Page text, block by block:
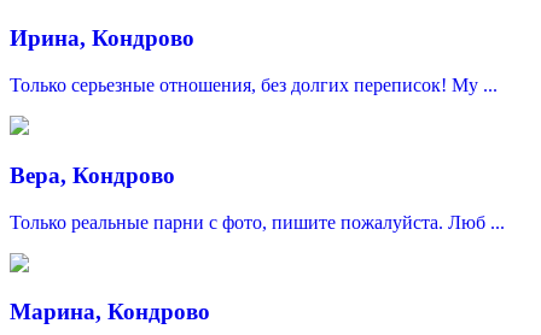
Ирина, Кондрово
Только серьезные отношения, без долгих переписок! Му ...
Вера, Кондрово
Только реальные парни с фото, пишите пожалуйста. Люб ...
Марина, Кондрово